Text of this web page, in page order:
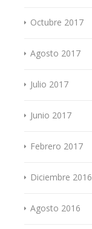
Octubre 2017
Agosto 2017
Julio 2017
Junio 2017
Febrero 2017
Diciembre 2016
Agosto 2016